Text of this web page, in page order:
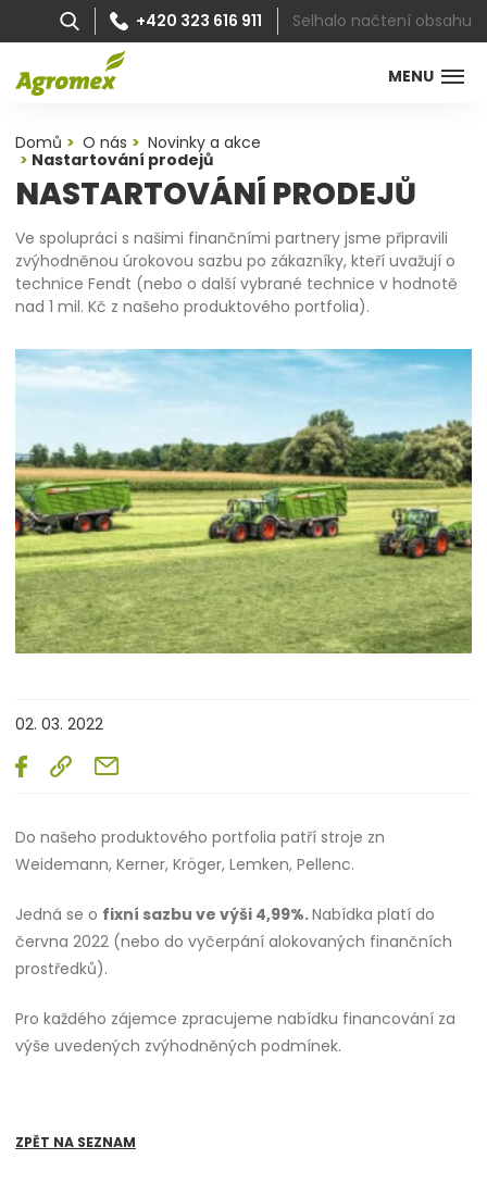
MENU
+420 323 616 911 Selhalo načtení obsahu
Domů O nás
Novinky a akce
Nastartování prodejů
NASTARTOVÁNÍ PRODEJŮ
Ve spolupráci s našimi finančními partnery jsme připravili
zvýhodněnou úrokovou sazbu po zákazníky, kteří uvažují o
technice Fendt (nebo o další vybrané technice v hodnotě
nad 1 mil. Kč z našeho produktového portfolia).
02. 03. 2022
Do našeho produktového portfolia patří stroje zn
Weidemann, Kerner, Kröger, Lemken, Pellenc.
Jedná se o fixní sazbu ve výši 4,99%.Nabídka platí do
června 2022 (nebo do vyčerpání alokovaných finančních
prostředků).
Pro každého zájemce zpracujeme nabídku financování za
výše uvedených zvýhodněných podmínek.
ZPĚT NA SEZNAM